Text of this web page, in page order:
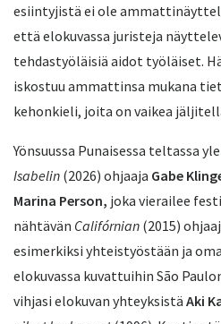
esiintyjistä ei ole
että elokuvassa juristeja
tehdastyöläisiä aidot työläiset.
iskostuu ammattinsa mukana
kehonkieli, joita on vaikea
Yönsuussa Punaisessa teltassa
Isabelin (2026) ohjaaja Gabe
Marina Person, joka vierailee
nähtävän Califórnian (2015)
esimerkiksi yhteistyöstään ja
elokuvassa kuvattuihin São
vihjasi elokuvan yhteyksistä Aki